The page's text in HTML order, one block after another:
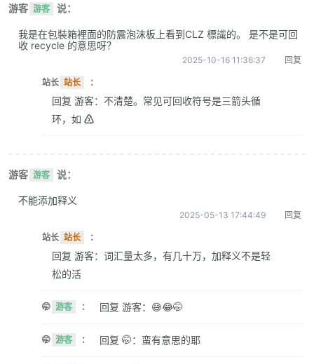
游客 游客 说：
我是在包裝箱裡面的防震泡沫板上看到CLZ 標識的。 是不是可回
收 recycle 的意思呀？
2025-10-16 11:36:37 回复
站长 站长 ：
回复 游客：不清楚。常见可回收符号是三箭头循
环，如 ♴
游客 游客 说：
不能添加释义
2025-05-13 17:44:49 回复
站长 站长 ：
回复 游客：词汇量太多，有几十万，加释义不是轻
松的活
🤭 游客 ： 回复 游客：😅😂🤭
🤭 游客 ： 回复 🤭：蛮有意思的耶